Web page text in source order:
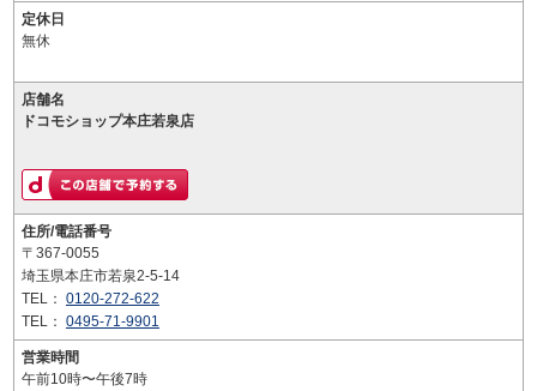
定休日
無休
店舗名
ドコモショップ本庄若泉店
住所/電話番号
〒367-0055
埼玉県本庄市若泉2-5-14
TEL： 0120-272-622
TEL： 0495-71-9901
営業時間
午前10時〜午後7時